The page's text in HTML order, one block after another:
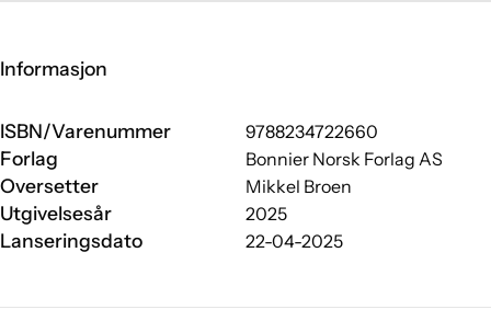
Informasjon
ISBN/Varenummer 9788234722660
Forlag Bonnier Norsk Forlag AS
Oversetter Mikkel Broen
Utgivelsesår 2025
Lanseringsdato 22-04-2025